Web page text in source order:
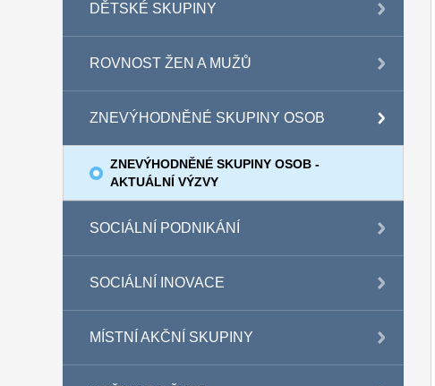
DĚTSKÉ SKUPINY
ROVNOST ŽEN A MUŽŮ
ZNEVÝHODNĚNÉ SKUPINY OSOB
ZNEVÝHODNĚNÉ SKUPINY OSOB -
AKTUÁLNÍ VÝZVY
SOCIÁLNÍ PODNIKÁNÍ
SOCIÁLNÍ INOVACE
MÍSTNÍ AKČNÍ SKUPINY